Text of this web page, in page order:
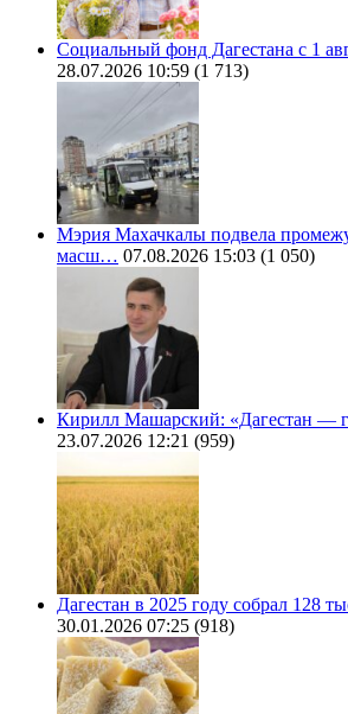
Социальный фонд Дагестана с 1
28.07.2026 10:59 (1 713)
Мэрия Махачкалы подвела
масш… 07.08.2026 15:03 (1 050)
Кирилл Машарский: «Дагестан —
23.07.2026 12:21 (959)
Дагестан в 2025 году собрал 128
30.01.2026 07:25 (918)